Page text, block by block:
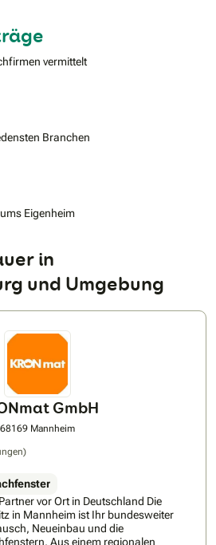
vermittelt
Branchen
Eigenheim
in
und Umgebung
GmbH
68169 Mannheim
vor Ort in Deutschland Die
in Mannheim ist Ihr bundesweiter
Neueinbau und die
Aus einem regionalen